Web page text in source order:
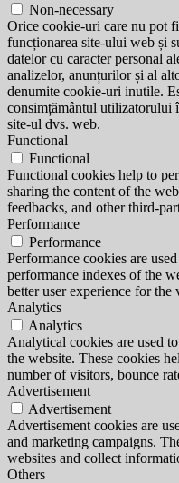
Non-necessary
Orice cookie-uri care nu pot
funcționarea site-ului web și
datelor cu caracter personal
analizelor, anunțurilor și al
denumite cookie-uri inutile.
consimțământul utilizatorului
site-ul dvs. web.
Functional
Functional
Functional cookies help to
sharing the content of the
feedbacks, and other third-
Performance
Performance
Performance cookies are
performance indexes of the
better user experience for the
Analytics
Analytics
Analytical cookies are used
the website. These cookies
number of visitors, bounce
Advertisement
Advertisement
Advertisement cookies are
and marketing campaigns.
websites and collect
Others